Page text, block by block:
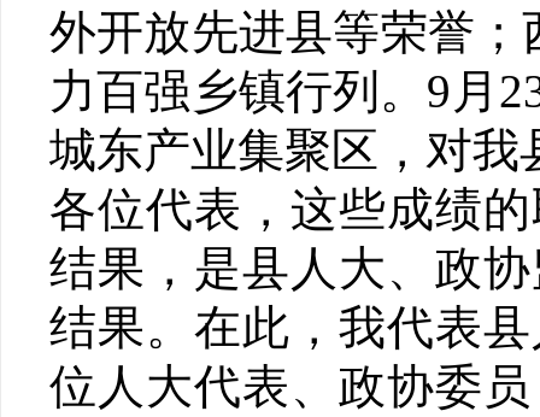
外开放先进县等荣誉
力百强乡镇行列。9月
城东产业集聚区，对
各位代表，这些成绩
结果，是县人大、政
结果。在此，我代表
位人大代表、政协委